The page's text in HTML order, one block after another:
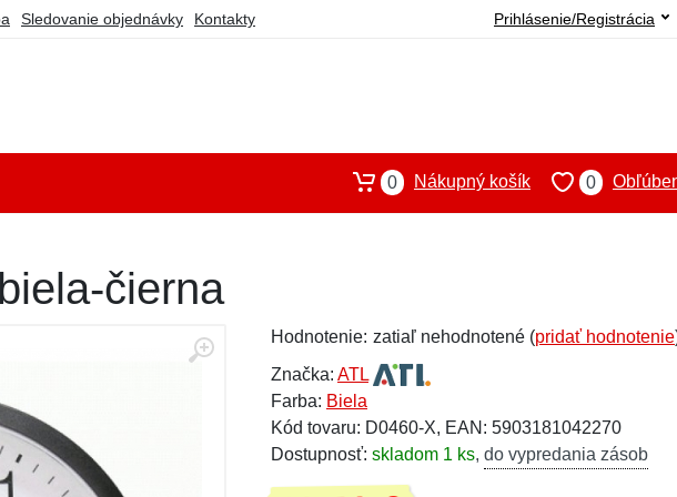
Sledovanie objednávky Kontakty Prihlásenie/Registrácia
0
0 Nákupný košík
čierna
Hodnotenie: zatiaľ nehodnotené (pridať hodnotenie
Značka: ATL
Farba: Biela
Kód tovaru: D0460-X, EAN: 5903181042270
Dostupnosť: skladom 1 ks, do vypredania zásob